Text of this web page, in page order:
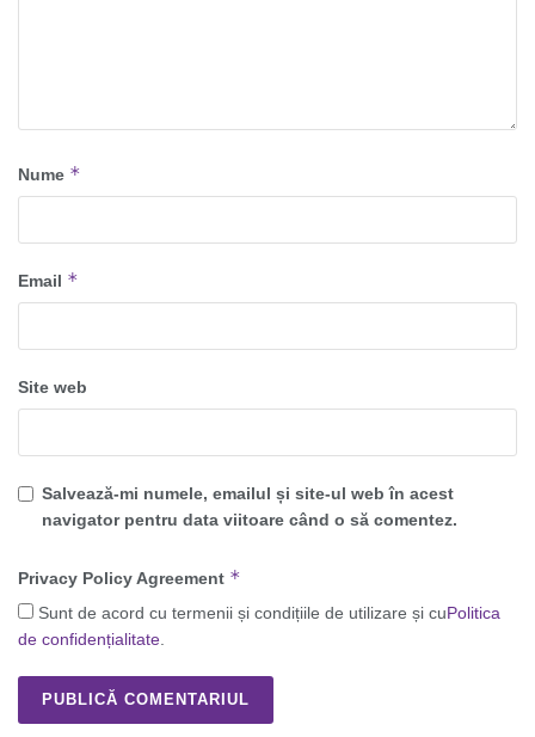
Nume *
Email *
Site web
Salvează-mi numele, emailul și site-ul web în acest
navigator pentru data viitoare când o să comentez.
Privacy Policy Agreement *
Sunt de acord cu termenii și condițiile de utilizare și cuPolitica
de confidențialitate.